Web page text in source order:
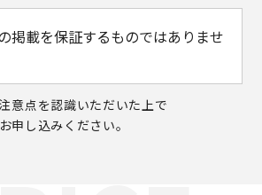
掲載を保証するものではありませ
意点を認識いただいた上で
お申し込みください。